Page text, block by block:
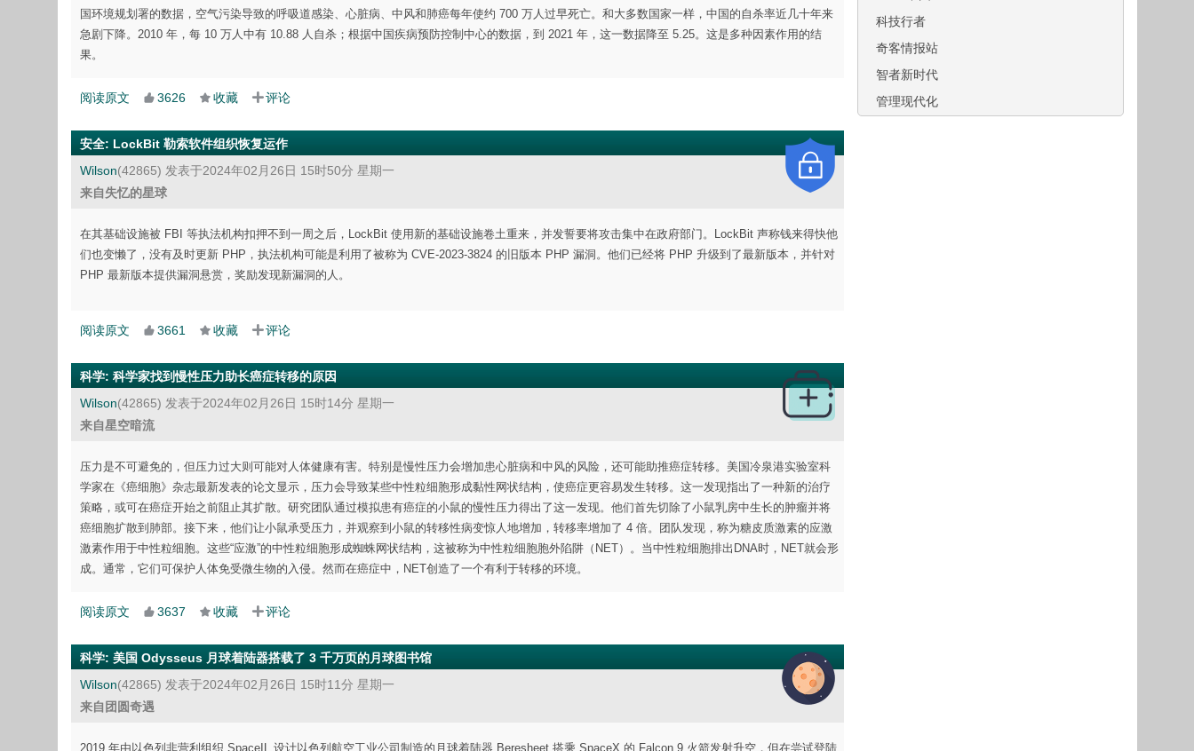
科技行者
奇客情报站
智者新时代
管理现代化
国环境规划署的数据，空气污染导致的呼吸道感染、心脏病、中风和肺癌每年使约 700 万人过早死亡。和大多数国家一样，中国的自杀率近几十年来
急剧下降。2010 年，每 10 万人中有 10.88 人自杀；根据中国疾病预防控制中心的数据，到 2021 年，这一数据降至 5.25。这是多种因素作用的结
果。
阅读原文 3626 收藏 评论
安全: LockBit 勒索软件组织恢复运作
Wilson(42865) 发表于2024年02月26日 15时50分 星期一
来自失忆的星球
在其基础设施被 FBI 等执法机构扣押不到一周之后，LockBit 使用新的基础设施卷土重来，并发誓要将攻击集中在政府部门。LockBit 声称钱来得快他
们也变懒了，没有及时更新 PHP，执法机构可能是利用了被称为 CVE-2023-3824 的旧版本 PHP 漏洞。他们已经将 PHP 升级到了最新版本，并针对
PHP 最新版本提供漏洞悬赏，奖励发现新漏洞的人。
阅读原文 3661 收藏 评论
科学: 科学家找到慢性压力助长癌症转移的原因
Wilson(42865) 发表于2024年02月26日 15时14分 星期一
来自星空暗流
压力是不可避免的，但压力过大则可能对人体健康有害。特别是慢性压力会增加患心脏病和中风的风险，还可能助推癌症转移。美国冷泉港实验室科
学家在《癌细胞》杂志最新发表的论文显示，压力会导致某些中性粒细胞形成黏性网状结构，使癌症更容易发生转移。这一发现指出了一种新的治疗
策略，或可在癌症开始之前阻止其扩散。研究团队通过模拟患有癌症的小鼠的慢性压力得出了这一发现。他们首先切除了小鼠乳房中生长的肿瘤并将
癌细胞扩散到肺部。接下来，他们让小鼠承受压力，并观察到小鼠的转移性病变惊人地增加，转移率增加了 4 倍。团队发现，称为糖皮质激素的应激
激素作用于中性粒细胞。这些“应激”的中性粒细胞形成蜘蛛网状结构，这被称为中性粒细胞胞外陷阱（NET）。当中性粒细胞排出DNA时，NET就会形
成。通常，它们可保护人体免受微生物的入侵。然而在癌症中，NET创造了一个有利于转移的环境。
阅读原文 3637 收藏 评论
科学: 美国 Odysseus 月球着陆器搭载了 3 千万页的月球图书馆
Wilson(42865) 发表于2024年02月26日 15时11分 星期一
来自团圆奇遇
2019 年由以色列非营利组织 SpaceIL 设计以色列航空工业公司制造的月球着陆器 Beresheet 搭乘 SpaceX 的 Falcon 9 火箭发射升空，但在尝试登陆